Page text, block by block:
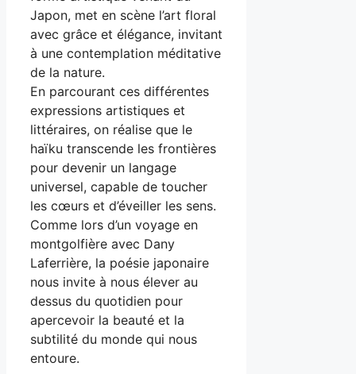
Japon, met en scène l’art floral
avec grâce et élégance, invitant
à une contemplation méditative
de la nature.
En parcourant ces différentes
expressions artistiques et
littéraires, on réalise que le
haïku transcende les frontières
pour devenir un langage
universel, capable de toucher
les cœurs et d’éveiller les sens.
Comme lors d’un voyage en
montgolfière avec Dany
Laferrière, la poésie japonaire
nous invite à nous élever au
dessus du quotidien pour
apercevoir la beauté et la
subtilité du monde qui nous
entoure.